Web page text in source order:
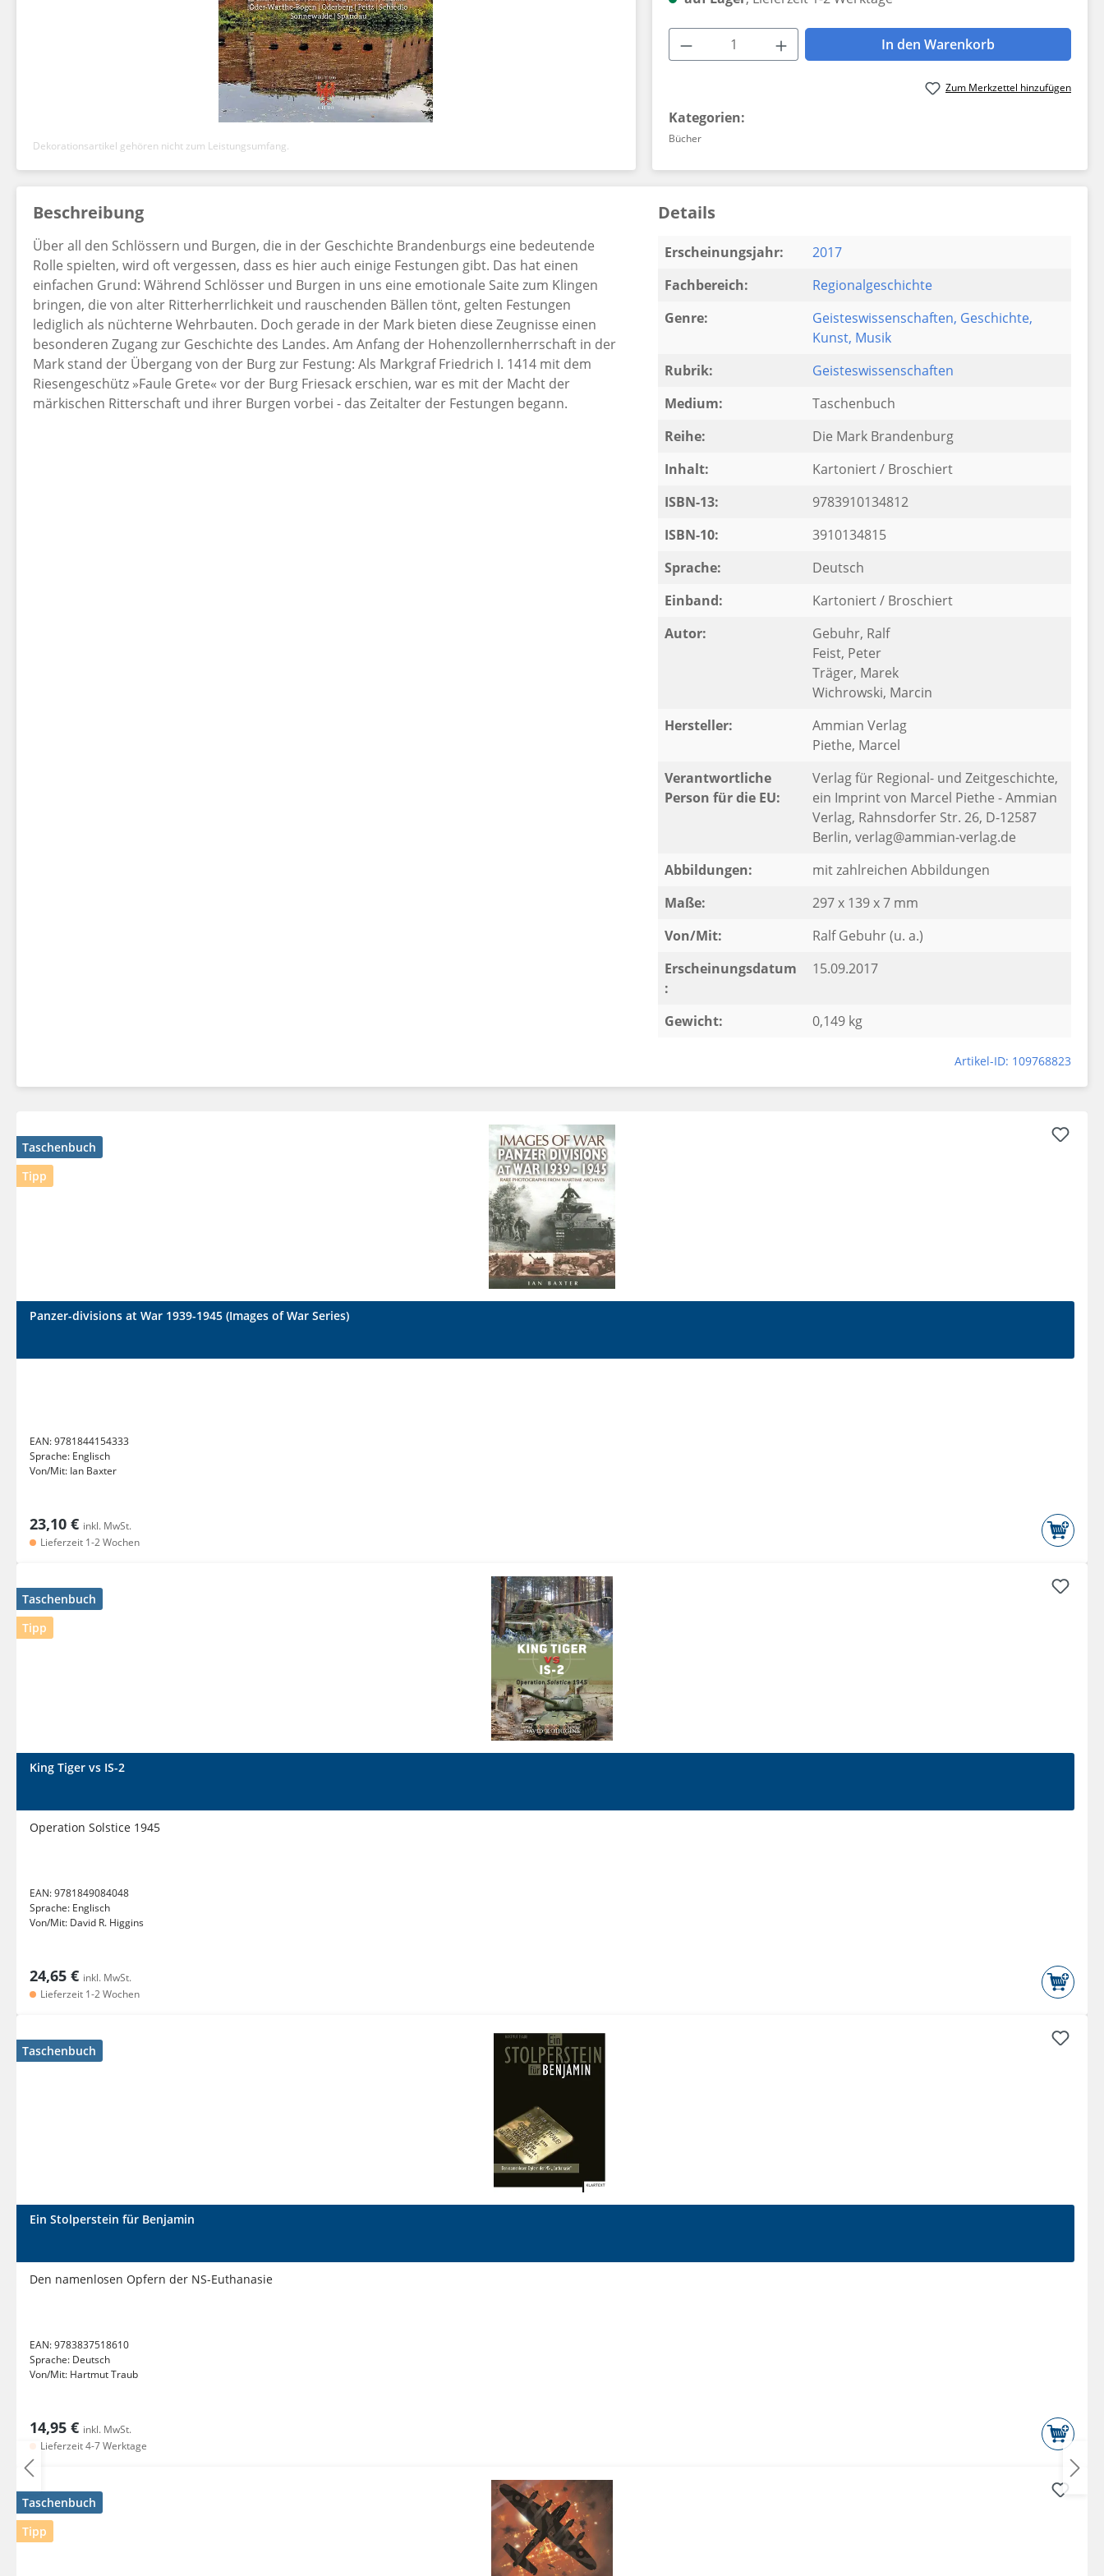
Dekorationsartikel gehören nicht zum Leistungsumfang.
Produkt Anzahl: Gib den gewünschten Wert
In den Warenkorb
Zum Merkzettel hinzufügen
Kategorien:
Bücher
Beschreibung
Über all den Schlössern und Burgen, die in der Geschichte Brandenburgs eine bedeutende
Rolle spielten, wird oft ver­gessen, dass es hier auch einige Festungen gibt. Das hat ei­nen
einfachen Grund: Während Schlösser und Burgen in uns eine emotionale Saite zum Klingen
bringen, die von alter Ritterherrlichkeit und rauschenden Bällen tönt, gelten Fes­tungen
lediglich als nüchterne Wehrbauten. Doch gerade in der Mark bieten diese Zeugnisse einen
besonderen Zugang zur Geschichte des Landes. Am Anfang der Hohenzollern­herrschaft in der
Mark stand der Übergang von der Burg zur Festung: Als Markgraf Friedrich I. 1414 mit dem
Riesenge­schütz »Faule Grete« vor der Burg Friesack erschien, war es mit der Macht der
märkischen Ritterschaft und ihrer Burgen vorbei - das Zeitalter der Festungen begann.
Details
Erscheinungsjahr:
2017
Fachbereich:
Regionalgeschichte
Genre:
Geisteswissenschaften, Geschichte,
Kunst, Musik
Rubrik:
Geisteswissenschaften
Medium:
Taschenbuch
Reihe:
Die Mark Brandenburg
Inhalt:
Kartoniert / Broschiert
ISBN-13:
9783910134812
ISBN-10:
3910134815
Sprache:
Deutsch
Einband:
Kartoniert / Broschiert
Autor:
Gebuhr, Ralf
Feist, Peter
Träger, Marek
Wichrowski, Marcin
Hersteller:
Ammian Verlag
Piethe, Marcel
Verantwortliche
Person für die EU:
Verlag für Regional- und Zeitgeschichte,
ein Imprint von Marcel Piethe - Ammian
Verlag, Rahnsdorfer Str. 26, D-12587
Berlin, verlag@ammian-verlag.de
Abbildungen:
mit zahlreichen Abbildungen
Maße:
297 x 139 x 7 mm
Von/Mit:
Ralf Gebuhr (u. a.)
Erscheinungsdatum
:
15.09.2017
Gewicht: 0,149 kg
Artikel-ID: 109768823
Taschenbuch
Tipp
Panzer-divisions at War 1939-1945 (Images of War Series)
EAN:9781844154333
Sprache: Englisch
Von/Mit: Ian Baxter
23,10 € inkl. MwSt.
Lieferzeit 1-2 Wochen
Taschenbuch
Tipp
King Tiger vs IS-2
Operation Solstice 1945
EAN:9781849084048
Sprache: Englisch
Von/Mit: David R. Higgins
24,65 € inkl. MwSt.
Lieferzeit 1-2 Wochen
Taschenbuch
Ein Stolperstein für Benjamin
Den namenlosen Opfern der NS-Euthanasie
EAN:9783837518610
Sprache: Deutsch
Von/Mit: Hartmut Traub
14,95 € inkl. MwSt.
Lieferzeit 4-7 Werktage
Taschenbuch
Tipp